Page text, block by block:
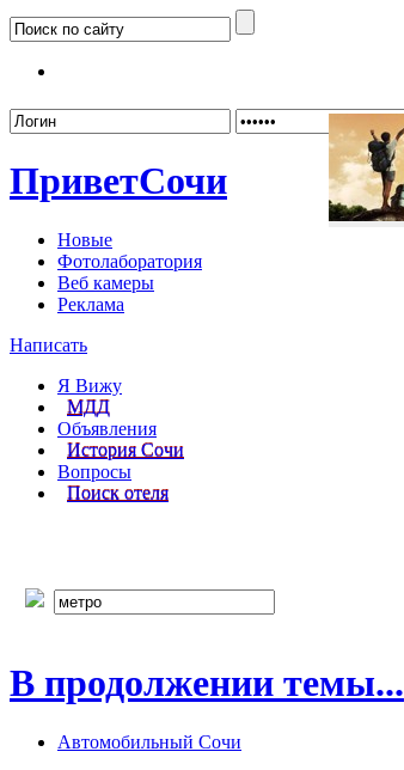
ПриветСочи
Новые
Фотолаборатория
Веб камеры
Реклама
Написать
Я Вижу
МДД
Объявления
История Сочи
Вопросы
Поиск отеля
В продолжении темы...
Автомобильный Сочи